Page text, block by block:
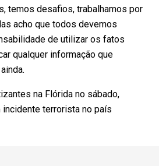
temos desafios, trabalhamos por
acho que todos devemos
de utilizar os fatos
qualquer informação que
na Flórida no sábado,
incidente terrorista no país